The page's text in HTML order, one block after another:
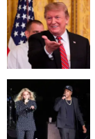
1
minute,
56
seconds